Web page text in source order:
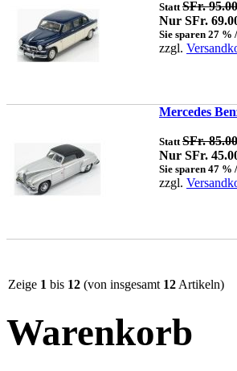
Statt SFr. 95.00
Nur SFr.
Sie sparen 27 %
zzgl.
Mercedes
Statt SFr. 85.00
Nur SFr.
Sie sparen 47 %
zzgl.
Zeige 1 bis 12 (von insgesamt 12 Artikeln)
Warenkorb